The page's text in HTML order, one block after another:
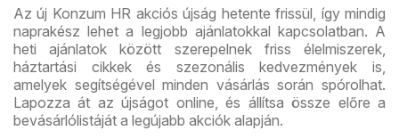
Az új Konzum HR akciós újság hetente frissül, így mindig
naprakész lehet a legjobb ajánlatokkal kapcsolatban. A
heti ajánlatok között szerepelnek friss élelmiszerek,
háztartási cikkek és szezonális kedvezmények is,
amelyek segítségével minden vásárlás során spórolhat.
Lapozza át az újságot online, és állítsa össze előre a
bevásárlólistáját a legújabb akciók alapján.